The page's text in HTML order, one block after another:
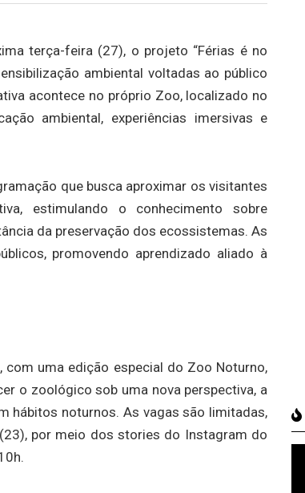
terça-feira (27), o projeto “Férias é no
ambiental voltadas ao público
acontece no próprio Zoo, localizado no
ambiental, experiências imersivas e
que busca aproximar os visitantes
estimulando o conhecimento sobre
da preservação dos ecossistemas. As
promovendo aprendizado aliado à
uma edição especial do Zoo Noturno,
o zoológico sob uma nova perspectiva, a
hábitos noturnos. As vagas são limitadas,
por meio dos stories do Instagram do